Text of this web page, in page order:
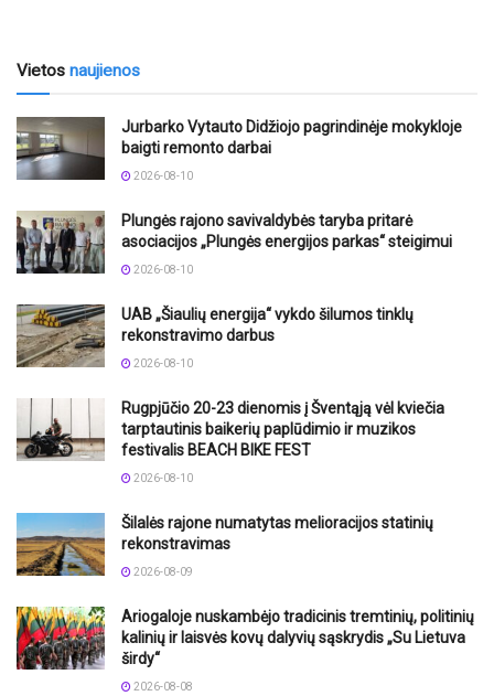
Vietos naujienos
Jurbarko Vytauto Didžiojo pagrindinėje mokykloje
baigti remonto darbai
2026-08-10
Plungės rajono savivaldybės taryba pritarė
asociacijos „Plungės energijos parkas“ steigimui
2026-08-10
UAB „Šiaulių energija“ vykdo šilumos tinklų
rekonstravimo darbus
2026-08-10
Rugpjūčio 20-23 dienomis į Šventąją vėl kviečia
tarptautinis baikerių paplūdimio ir muzikos
festivalis BEACH BIKE FEST
2026-08-10
Šilalės rajone numatytas melioracijos statinių
rekonstravimas
2026-08-09
Ariogaloje nuskambėjo tradicinis tremtinių, politinių
kalinių ir laisvės kovų dalyvių sąskrydis „Su Lietuva
širdy“
2026-08-08